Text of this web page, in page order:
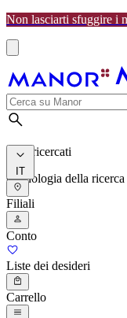
Non lasciarti sfuggire i
I più ricercati
Cronologia della ricerca
IT
Filiali
Conto
Liste dei desideri
Carrello